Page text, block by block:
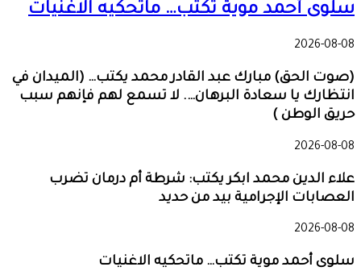
سلوى أحمد موية تكتب… ماتحكيه الاغنيات
2026-08-08
(صوت الحق) مبارك عبد القادر محمد يكتب… (الميدان في
انتظارك يا سعادة البرهان…. لا تسمع لهم فإنهم سبب
حريق الوطن )
2026-08-08
علاء الدين محمد ابكر يكتب: شرطة أم درمان تضرب
العصابات الإجرامية بيد من حديد
2026-08-08
سلوى أحمد موية تكتب… ماتحكيه الاغنيات